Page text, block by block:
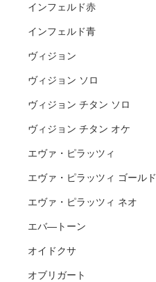
インフェルド赤
インフェルド青
ヴィジョン
ヴィジョン ソロ
ヴィジョン チタン ソロ
ヴィジョン チタン オケ
エヴァ・ピラッツィ
エヴァ・ピラッツィ ゴールド
エヴァ・ピラッツィ ネオ
エバ―トーン
オイドクサ
オブリガート